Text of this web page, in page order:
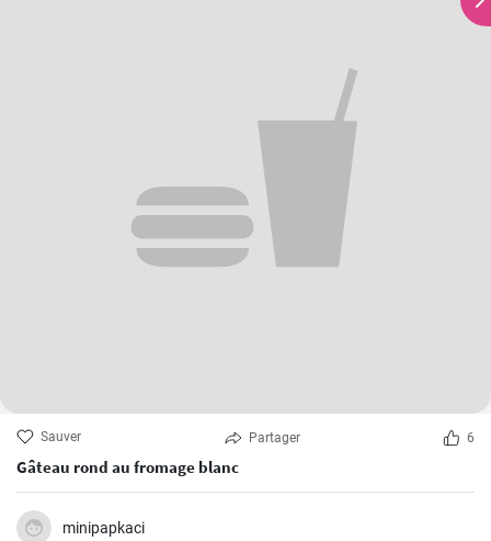
Sauver Partager 6
Gâteau rond au fromage blanc
minipapkaci